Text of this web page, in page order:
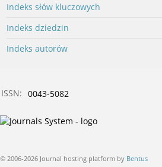
Indeks słów kluczowych
Indeks dziedzin
Indeks autorów
ISSN: 0043-5082
© 2006-2026 Journal hosting platform by Bentus